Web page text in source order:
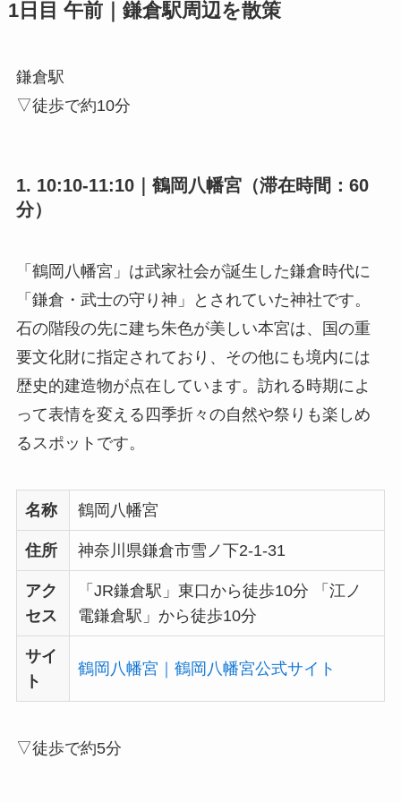
1日目 午前｜鎌倉駅周辺を散策
鎌倉駅
▽徒歩で約10分
1. 10:10-11:10｜鶴岡八幡宮（滞在時間：60
分）
「鶴岡八幡宮」は武家社会が誕生した鎌倉時代に
「鎌倉・武士の守り神」とされていた神社です。
石の階段の先に建ち朱色が美しい本宮は、国の重
要文化財に指定されており、その他にも境内には
歴史的建造物が点在しています。訪れる時期によ
って表情を変える四季折々の自然や祭りも楽しめ
るスポットです。
名称 鶴岡八幡宮
住所 神奈川県鎌倉市雪ノ下2-1-31
アク
セス
「JR鎌倉駅」東口から徒歩10分 「江ノ
電鎌倉駅」から徒歩10分
サイ
ト
鶴岡八幡宮｜鶴岡八幡宮公式サイト
▽徒歩で約5分